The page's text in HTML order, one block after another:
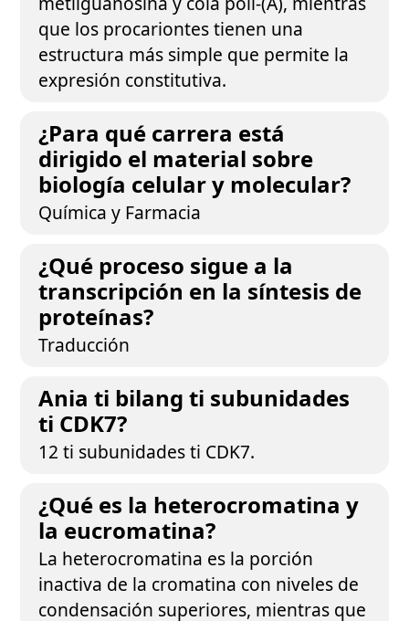
que los procariontes tienen una
estructura más simple que permite la
expresión constitutiva.
¿Para qué carrera está
dirigido el material sobre
biología celular y molecular?
Química y Farmacia
¿Qué proceso sigue a la
transcripción en la síntesis de
proteínas?
Traducción
Ania ti bilang ti subunidades
ti CDK7?
12 ti subunidades ti CDK7.
¿Qué es la heterocromatina y
la eucromatina?
La heterocromatina es la porción
inactiva de la cromatina con niveles de
condensación superiores, mientras que